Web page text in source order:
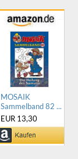
MOSAIK
Sammelband 82 ...
EUR 13,30